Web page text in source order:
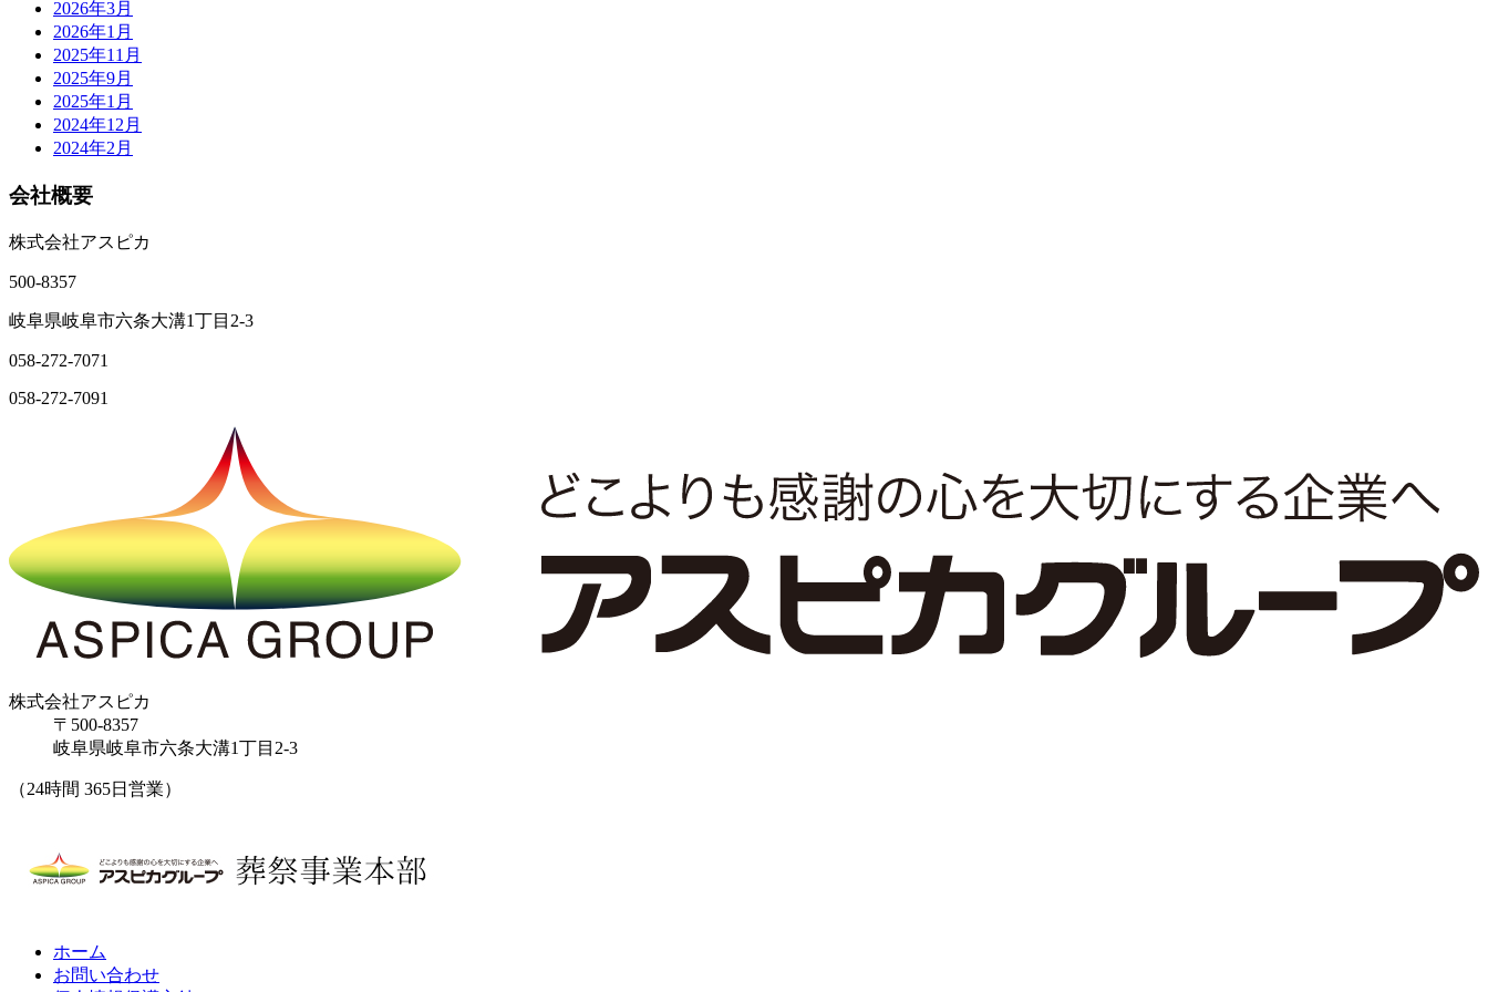
2026年3月
2026年1月
2025年11月
2025年9月
2025年1月
2024年12月
2024年2月
会社概要
株式会社アスピカ
500-8357
岐阜県岐阜市六条大溝1丁目2‐3
058-272-7071
058-272-7091
株式会社アスピカ
〒500-8357
岐阜県岐阜市六条大溝1丁目2‐3
（24時間 365日営業）
ホーム
お問い合わせ